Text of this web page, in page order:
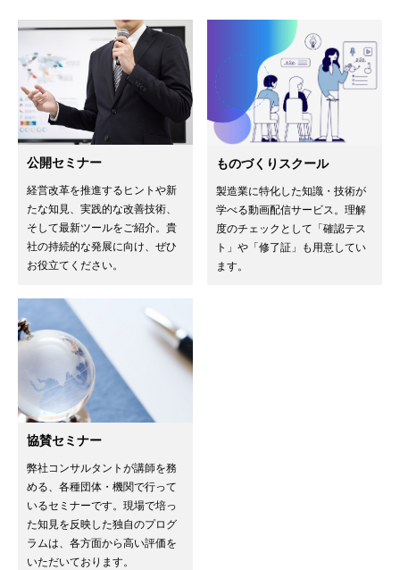
公開セミナー
経営改革を推進するヒントや新
たな知見、実践的な改善技術、
そして最新ツールをご紹介。貴
社の持続的な発展に向け、ぜひ
お役立てください。
ものづくりスクール
製造業に特化した知識・技術が
学べる動画配信サービス。理解
度のチェックとして「確認テス
ト」や「修了証」も用意してい
ます。
協賛セミナー
弊社コンサルタントが講師を務
める、各種団体・機関で行って
いるセミナーです。現場で培っ
た知見を反映した独自のプログ
ラムは、各方面から高い評価を
いただいております。